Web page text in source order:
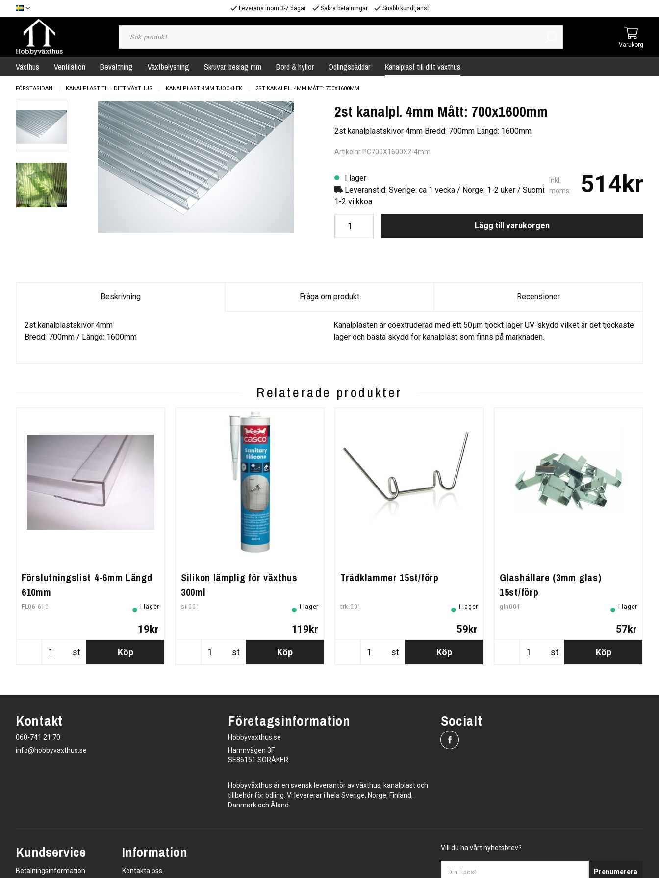
Leverans inom 3-7 dagar Säkra betalningar Snabb kundtjänst
Varukorg
Växthus Ventilation Bevattning Växtbelysning Skruvar, beslag mm Bord & hyllor Odlingsbäddar Kanalplast till ditt växthus
FÖRSTASIDAN KANALPLAST TILL DITT VÄXTHUS KANALPLAST 4MM TJOCKLEK 2ST KANALPL. 4MM MÅTT: 700X1600MM
2st kanalpl. 4mm Mått: 700x1600mm
2st kanalplastskivor 4mm Bredd: 700mm Längd: 1600mm
Artikelnr PC700X1600X2-4mm
I lager
Leveranstid: Sverige: ca 1 vecka / Norge: 1-2 uker / Suomi:
1-2 viikkoa
Inkl.
moms:
514kr
Lägg till varukorgen
Beskrivning Fråga om produkt Recensioner
2st kanalplastskivor 4mm
Bredd: 700mm / Längd: 1600mm
Kanalplasten är coextruderad med ett 50µm tjockt lager UV-skydd vilket är det tjockaste
lager och bästa skydd för kanalplast som finns på marknaden.
Relaterade produkter
Förslutningslist 4-6mm Längd
610mm
FL06-610 I lager
19kr
st Köp
Silikon lämplig för växthus
300ml
sil001 I lager
119kr
st Köp
Trådklammer 15st/förp
trkl001 I lager
59kr
st Köp
Glashållare (3mm glas)
15st/förp
glh001 I lager
57kr
st Köp
Kontakt
060-741 21 70
info@hobbyvaxthus.se
Företagsinformation
Hobbyvaxthus.se
Hamnvägen 3F
SE86151 SÖRÅKER
Hobbyväxthus är en svensk leverantör av växthus, kanalplast och
tillbehör för odling. Vi levererar i hela Sverige, Norge, Finland,
Danmark och Åland.
Socialt
Kundservice
Betalningsinformation
Information
Kontakta oss
Vill du ha vårt nyhetsbrev?
Prenumerera